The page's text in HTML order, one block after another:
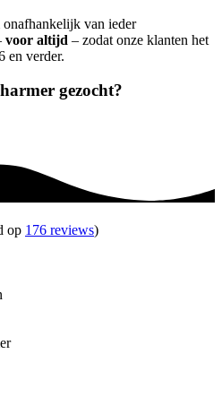
van ieder
voor altijd – zodat onze klanten het
en verder.
gezocht?
op 176 reviews)